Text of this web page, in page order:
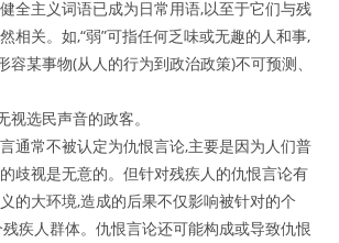
全主义词语已成为日常用语,以至于它们与残
相关。如,“弱”可指任何乏味或无趣的人和事,
容某事物(从人的行为到政治政策)不可预测、
视选民声音的政客。
通常不被认定为仇恨言论,主要是因为人们普
歧视是无意的。但针对残疾人的仇恨言论有
的大环境,造成的后果不仅影响被针对的个
残疾人群体。仇恨言论还可能构成或导致仇恨